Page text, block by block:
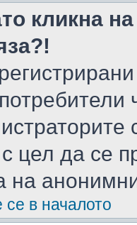
кликна
цел да се
на
се в началото